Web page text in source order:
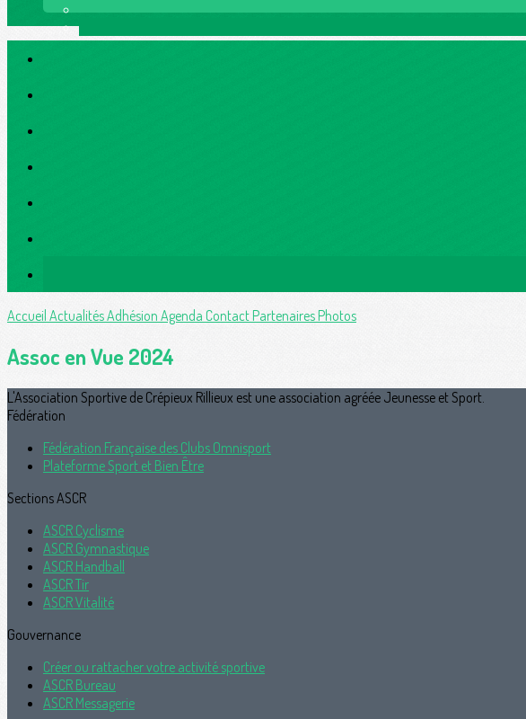
Accueil ActualitésAdhésion Agenda ContactPartenairesPhotos
Assoc en Vue 2024
L'Association Sportive de Crépieux Rillieux est une association agréée Jeunesse et Sport.
Fédération
Fédération Française des Clubs Omnisport
Plateforme Sport et Bien Être
Sections ASCR
ASCR Cyclisme
ASCR Gymnastique
ASCR Handball
ASCR Tir
ASCR Vitalité
Gouvernance
Créer ou rattacher votre activité sportive
ASCR Bureau
ASCR Messagerie